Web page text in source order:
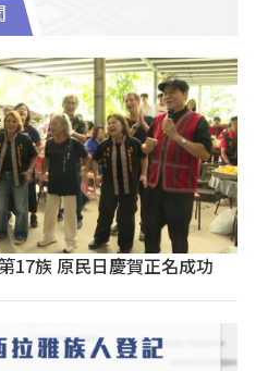
17族 原民日慶賀正名成功